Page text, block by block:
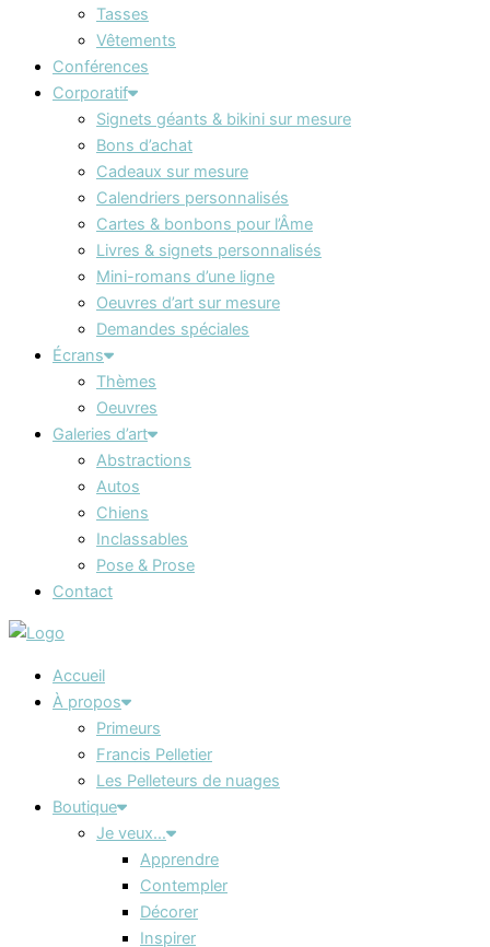
Tasses
Vêtements
Conférences
Corporatif
Signets géants & bikini sur mesure
Bons d’achat
Cadeaux sur mesure
Calendriers personnalisés
Cartes & bonbons pour l’Âme
Livres & signets personnalisés
Mini-romans d’une ligne
Oeuvres d’art sur mesure
Demandes spéciales
Écrans
Thèmes
Oeuvres
Galeries d’art
Abstractions
Autos
Chiens
Inclassables
Pose & Prose
Contact
Accueil
À propos
Primeurs
Francis Pelletier
Les Pelleteurs de nuages
Boutique
Je veux…
Apprendre
Contempler
Décorer
Inspirer